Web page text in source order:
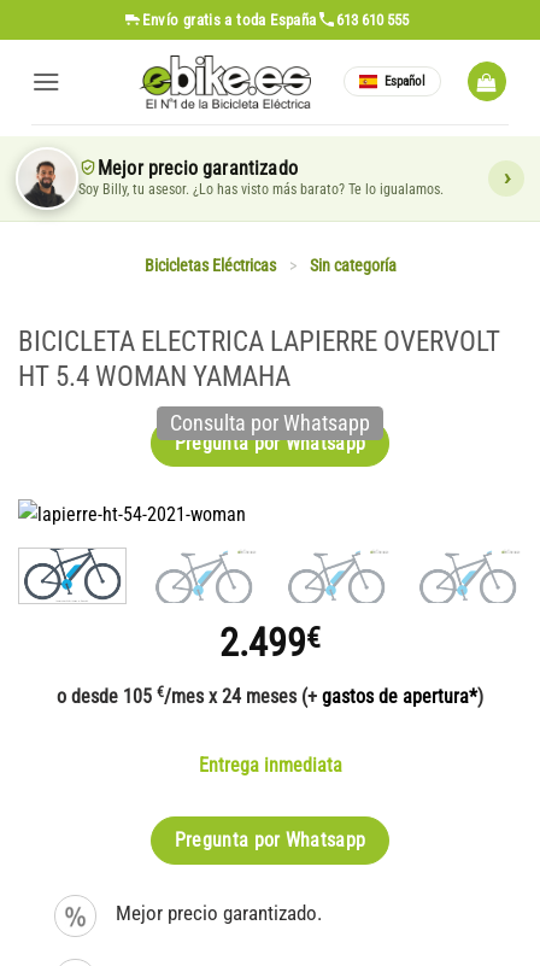
al
contenido
Envío gratis a toda España 613 610 555
Español
Mejor precio garantizado
Soy Billy, tu asesor. ¿Lo has visto más barato? Te lo igualamos.
Bicicletas Eléctricas > Sin categoría
BICICLETA ELECTRICA LAPIERRE OVERVOLT
HT 5.4 WOMAN YAMAHA
Pregunta por Whatsapp
Consulta por Whatsapp
2.499€
o desde 105 €/mes x 24 meses (+ gastos de apertura*)
Entrega inmediata
Pregunta por Whatsapp
Mejor precio garantizado.